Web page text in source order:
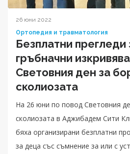
26 юни 2022
Ортопедия и травматология
Безплатни прегледи
гръбначни
Световния ден за
сколиозата
На 26 юни по повод Световния
сколиозата в Аджибадем Сити
бяха организирани безплатни
за деца със съмнение за или с